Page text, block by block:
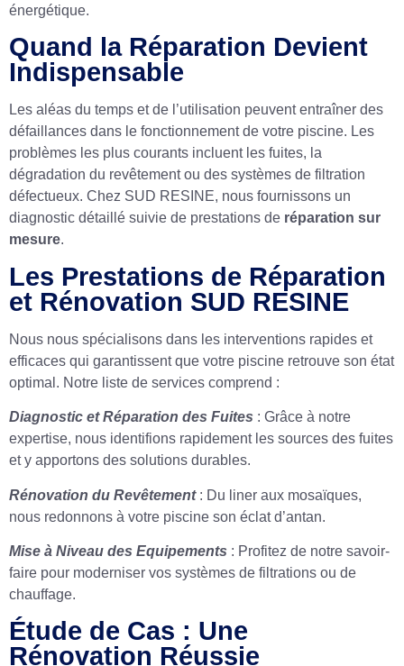
énergétique.
Quand la Réparation Devient
Indispensable
Les aléas du temps et de l’utilisation peuvent entraîner des
défaillances dans le fonctionnement de votre piscine. Les
problèmes les plus courants incluent les fuites, la
dégradation du revêtement ou des systèmes de filtration
défectueux. Chez SUD RESINE, nous fournissons un
diagnostic détaillé suivie de prestations de réparation sur
mesure.
Les Prestations de Réparation
et Rénovation SUD RESINE
Nous nous spécialisons dans les interventions rapides et
efficaces qui garantissent que votre piscine retrouve son état
optimal. Notre liste de services comprend :
Diagnostic et Réparation des Fuites : Grâce à notre
expertise, nous identifions rapidement les sources des fuites
et y apportons des solutions durables.
Rénovation du Revêtement: Du liner aux mosaïques,
nous redonnons à votre piscine son éclat d’antan.
Mise à Niveau des Equipements : Profitez de notre savoir-
faire pour moderniser vos systèmes de filtrations ou de
chauffage.
Étude de Cas : Une
Rénovation Réussie